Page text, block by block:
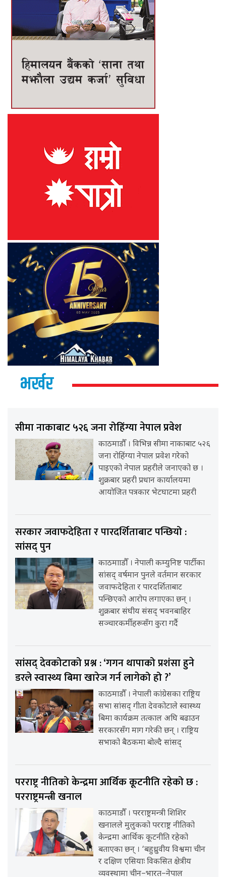
भर्खर
सीमा नाकाबाट ५२६ जना रोहिंग्या नेपाल प्रवेश
काठमाडौँ । विभिन्न सीमा नाकाबाट ५२६
जना रोहिंग्या नेपाल प्रवेश गरेको
पाइएको नेपाल प्रहरीले जनाएको छ ।
शुक्रबार प्रहरी प्रधान कार्यालयमा
आयोजित पत्रकार भेटघाटमा प्रहरी
सरकार जवाफदेहिता र पारदर्शिताबाट पन्छियो :
सांसद् पुन
काठमााडौँ । नेपाली कम्युनिष्ट पार्टीका
सांसद् वर्षमान पुनले वर्तमान सरकार
जवाफदेहिता र पारदर्शिताबाट
पन्छिएको आरोप लगाएका छन् ।
शुक्रबार संघीय संसद् भवनबाहिर
सञ्चारकर्मीहरूसँग कुरा गर्दै
सांसद् देवकोटाको प्रश्न : ‘गगन थापाको प्रशंसा हुने
डरले स्वास्थ्य बिमा खारेज गर्न लागेको हो ?’
काठमाडौँ । नेपाली कांग्रेसका राष्ट्रिय
सभा सांसद् गीता देवकोटाले स्वास्थ्य
बिमा कार्यक्रम तत्काल अघि बढाउन
सरकारसँग माग गरेकी छन् । राष्ट्रिय
सभाको बैठकमा बोल्दै सांसद्
परराष्ट्र नीतिको केन्द्रमा आर्थिक कूटनीति रहेको छ :
परराष्ट्रमन्त्री खनाल
काठमाडौँ । परराष्ट्रमन्त्री शिशिर
खनालले मुलुकको परराष्ट्र नीतिको
केन्द्रमा आर्थिक कूटनीति रहेको
बताएका छन् । ‘बहुध्रुवीय विश्वमा चीन
र दक्षिण एसियाः विकसित क्षेत्रीय
व्यवस्थामा चीन–भारत–नेपाल